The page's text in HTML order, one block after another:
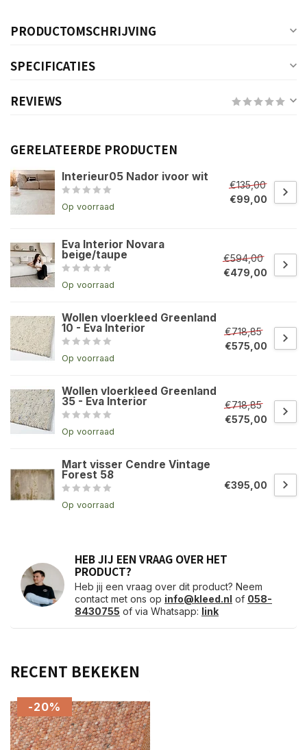
PRODUCTOMSCHRIJVING
SPECIFICATIES
REVIEWS
GERELATEERDE PRODUCTEN
Interieur05 Nador ivoor wit
Op voorraad
€135,00
€99,00
Eva Interior Novara
beige/taupe
Op voorraad
€594,00
€479,00
Wollen vloerkleed Greenland
10 - Eva Interior
Op voorraad
€718,85
€575,00
Wollen vloerkleed Greenland
35 - Eva Interior
Op voorraad
€718,85
€575,00
Mart visser Cendre Vintage
Forest 58
Op voorraad
€395,00
HEB JIJ EEN VRAAG OVER HET
PRODUCT?
Heb jij een vraag over dit product? Neem
contact met ons op info@kleed.nl of 058-
8430755 of via Whatsapp: link
RECENT BEKEKEN
-20%